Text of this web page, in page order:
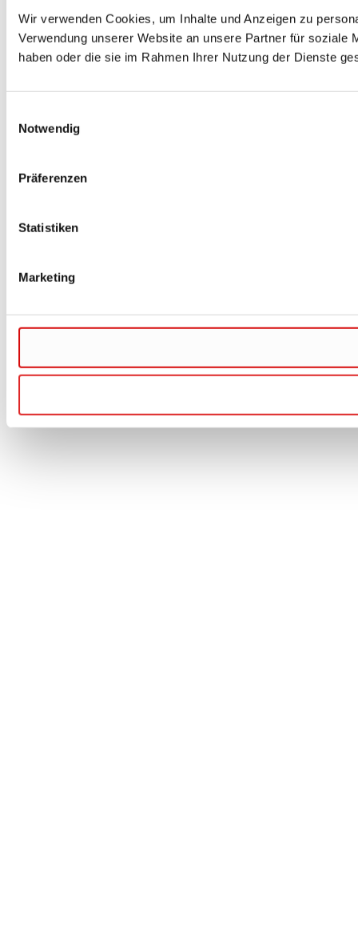
Wir verwenden Cookies, um Inhalte und Anzeigen zu
Verwendung unserer Website an unsere Partner für soziale
haben oder die sie im Rahmen Ihrer Nutzung der Dienste
Notwendig
Präferenzen
Statistiken
Marketing